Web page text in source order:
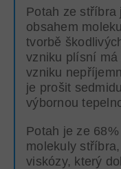
Potah ze stříbra
obsahem
tvorbě
vzniku plísní má
vzniku
je prošit
výbornou
Potah je ze
molekuly
viskózy, který